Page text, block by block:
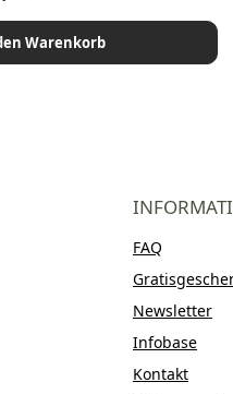
Warenkorb
FAQ
Newsletter
Infobase
Kontakt